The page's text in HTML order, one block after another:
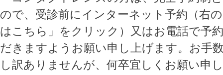
ので、受診前にインターネット予約（右
はこちら」をクリック）又はお電話で予
だきますようお願い申し上げます。お手
し訳ありませんが、何卒宜しくお願い申